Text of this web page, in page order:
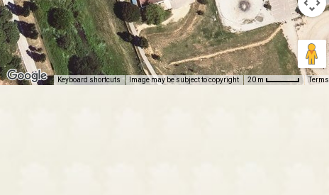
Keyboard shortcuts Image may be subject to copyright 20 m Terms